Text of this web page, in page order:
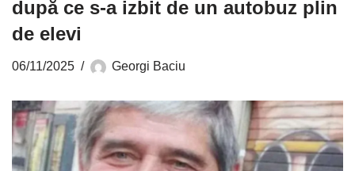
după ce s-a izbit de un autobuz plin
de elevi
06/11/2025 Georgi Baciu